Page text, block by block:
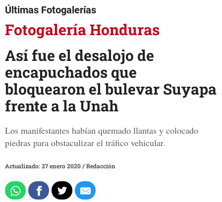
Últimas Fotogalerías
Fotogalería Honduras
Así fue el desalojo de
encapuchados que
bloquearon el bulevar Suyapa
frente a la Unah
Los manifestantes habían quemado llantas y colocado
piedras para obstaculizar el tráfico vehicular.
Actualizado: 27 enero 2020/Redacción